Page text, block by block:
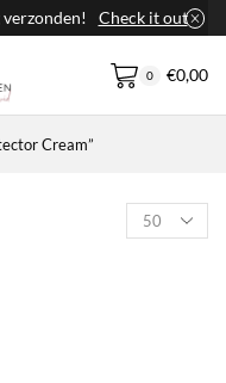
Check it out
0 €0,00
Cream”
Products
per